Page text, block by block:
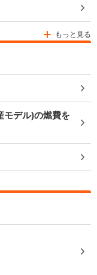
もっと見る
モデル)の燃費を